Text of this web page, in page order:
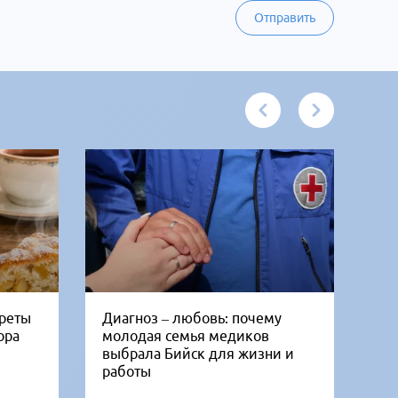
Отправить
Диагноз – любовь: почему
молодая семья медиков
выбрала Бийск для жизни и
работы